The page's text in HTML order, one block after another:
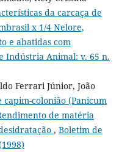
da carcaça de
x 1/4 Nelore,
e abatidas com
Indústria Animal: v. 65 n.
Ferrari Júnior, João
capim-colonião (Panicum
de matéria
, Boletim de